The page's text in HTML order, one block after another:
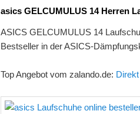
asics GELCUMULUS 14 Herren
ASICS GELCUMULUS 14
Bestseller in der ASICS-
Top Angebot vom zalando.de: